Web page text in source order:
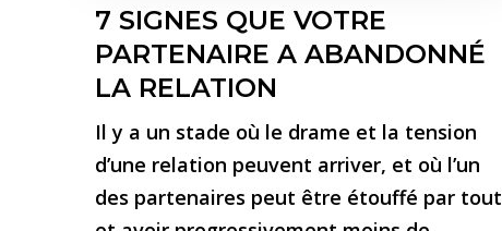
7 SIGNES QUE VOTRE
PARTENAIRE A ABANDONNÉ
LA RELATION
Il y a un stade où le drame et la tension
d’une relation peuvent arriver, et où l’un
des partenaires peut être étouffé par tout